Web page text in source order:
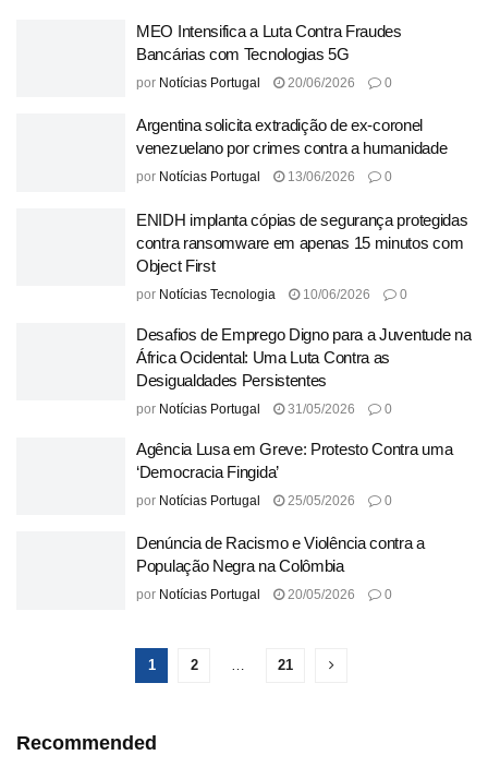
MEO Intensifica a Luta Contra Fraudes
Bancárias com Tecnologias 5G
por Notícias Portugal 20/06/2026 0
Argentina solicita extradição de ex-coronel
venezuelano por crimes contra a humanidade
por Notícias Portugal 13/06/2026 0
ENIDH implanta cópias de segurança protegidas
contra ransomware em apenas 15 minutos com
Object First
por Notícias Tecnologia 10/06/2026 0
Desafios de Emprego Digno para a Juventude na
África Ocidental: Uma Luta Contra as
Desigualdades Persistentes
por Notícias Portugal 31/05/2026 0
Agência Lusa em Greve: Protesto Contra uma
‘Democracia Fingida’
por Notícias Portugal 25/05/2026 0
Denúncia de Racismo e Violência contra a
População Negra na Colômbia
por Notícias Portugal 20/05/2026 0
1 2 21
Recommended